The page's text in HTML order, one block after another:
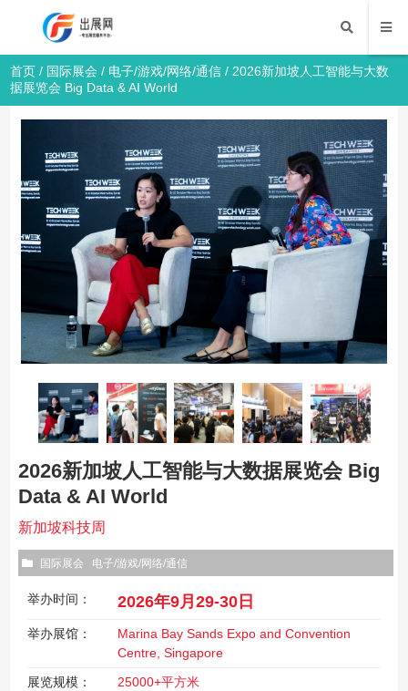
首页 / 国际展会 / 电子/游戏/网络/通信 / 2026新加坡人工智能与大数
据展览会 Big Data & AI World
2026新加坡人工智能与大数据展览会 Big
Data & AI World
新加坡科技周
国际展会 电子/游戏/网络/通信
举办时间： 2026年9月29-30日
举办展馆：
Marina Bay Sands Expo and Convention
Centre, Singapore
展览规模：
25000+平方米